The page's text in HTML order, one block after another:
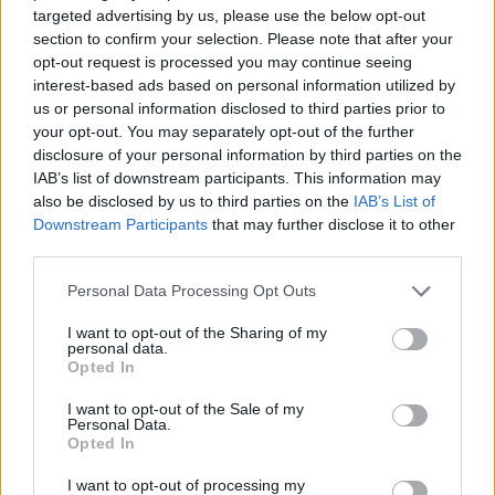
targeted advertising by us, please use the below opt-out
section to confirm your selection. Please note that after your
opt-out request is processed you may continue seeing
interest-based ads based on personal information utilized by
us or personal information disclosed to third parties prior to
your opt-out. You may separately opt-out of the further
disclosure of your personal information by third parties on the
IAB’s list of downstream participants. This information may
also be disclosed by us to third parties on the IAB’s List of
Downstream Participants that may further disclose it to other
Personal Data Processing Opt Outs
I want to opt-out of the Sharing of my
personal data.
Opted In
I want to opt-out of the Sale of my
Personal Data.
Opted In
I want to opt-out of processing my
Esim for Global Esim for Europe